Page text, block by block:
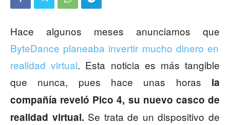
Hace algunos meses anunciamos que
ByteDance planeaba invertir mucho dinero en
realidad virtual. Esta noticia es más tangible
que nunca, pues hace unas horas la
compañía reveló Pico 4, su nuevo casco de
realidad virtual. Se trata de un dispositivo de